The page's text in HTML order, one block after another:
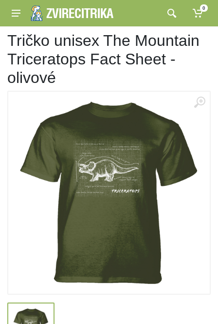
0
Tričko unisex The Mountain
Triceratops Fact Sheet -
olivové